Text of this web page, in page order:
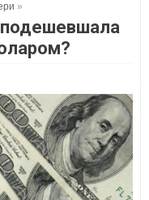
»
подешевшала